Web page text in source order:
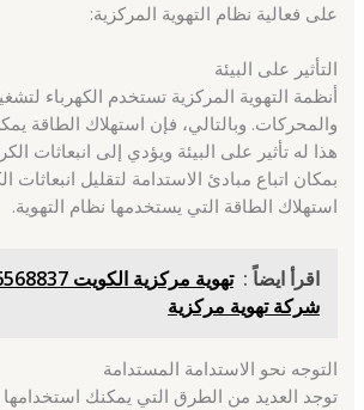
على فعالية نظام التهوية المركزية:
التأثير على البيئة
أنظمة التهوية المركزية تستخدم الكهرباء
والمحركات. وبالتالي، فإن استهلاك الطاقة
هذا له تأثير على البيئة ويؤدي إلى انبعاثات
بمكان اتباع مبادئ الاستدامة لتقليل
استهلاك الطاقة التي يستخدمها نظام التهوية.
اقرأ ايضاً :
شركة تهوية مركزية
التوجه نحو الاستدامة المستدامة
توجد العديد من الطرق التي يمكنك استخدامها